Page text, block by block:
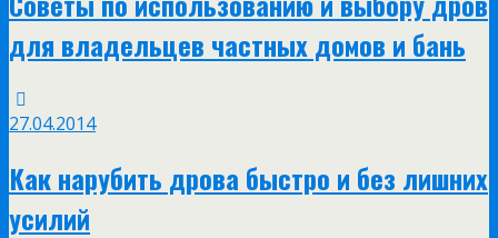
для владельцев частных домов и бань
27.04.2014
Как нарубить дрова быстро и без лишних
усилий